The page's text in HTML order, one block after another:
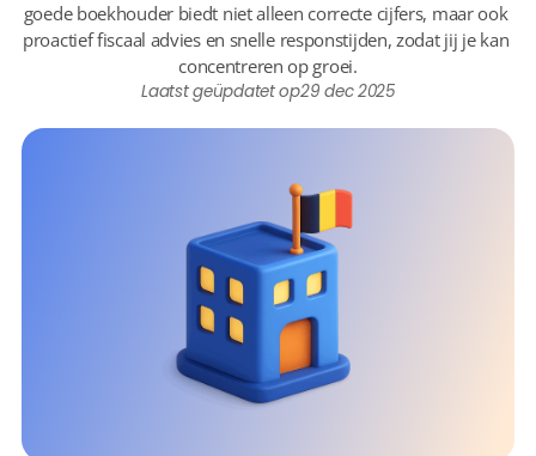
goede boekhouder biedt niet alleen correcte cijfers, maar ook
proactief fiscaal advies en snelle responstijden, zodat jij je kan
concentreren op groei.
Laatst geüpdatet op29 dec 2025